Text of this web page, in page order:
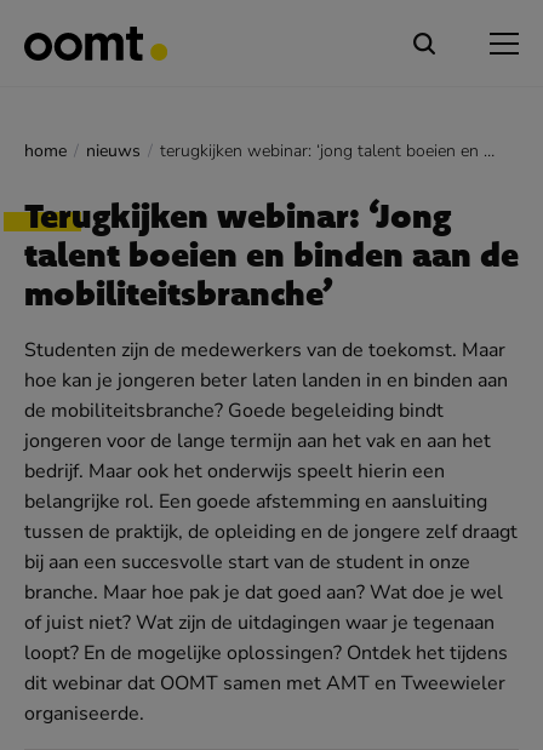
home nieuws terugkijken webinar: ‘jong talent boeien en binden aan de mobiliteitsbranche’
Terugkijken webinar: ‘Jong
talent boeien en binden aan de
mobiliteitsbranche’
Studenten zijn de medewerkers van de toekomst. Maar
hoe kan je jongeren beter laten landen in en binden aan
de mobiliteitsbranche? Goede begeleiding bindt
jongeren voor de lange termijn aan het vak en aan het
bedrijf. Maar ook het onderwijs speelt hierin een
belangrijke rol. Een goede afstemming en aansluiting
tussen de praktijk, de opleiding en de jongere zelf draagt
bij aan een succesvolle start van de student in onze
branche. Maar hoe pak je dat goed aan? Wat doe je wel
of juist niet? Wat zijn de uitdagingen waar je tegenaan
loopt? En de mogelijke oplossingen? Ontdek het tijdens
dit webinar dat OOMT samen met AMT en Tweewieler
organiseerde.